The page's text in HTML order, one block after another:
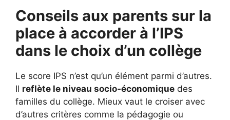
Conseils aux parents sur la
place à accorder à l’IPS
dans le choix d’un collège
Le score IPS n’est qu’un élément parmi d’autres.
Il reflète le niveau socio-économique des
familles du collège. Mieux vaut le croiser avec
d’autres critères comme la pédagogie ou